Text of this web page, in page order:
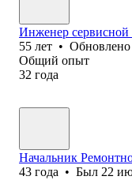
Инженер
55 лет • Обновлено
Общий опыт
32 года
Начальник
43 года • Был 22